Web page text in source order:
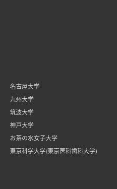
名古屋大学
九州大学
筑波大学
神戸大学
お茶の水女子大学
東京科学大学(東京医科歯科大学)